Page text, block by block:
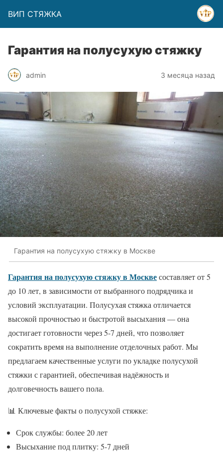
ВИП СТЯЖКА
Гарантия на полусухую стяжку
admin 3 месяца назад
Гарантия на полусухую стяжку в Москве
Гарантия на полусухую стяжку в Москвесоставляет от 5
до 10 лет, в зависимости от выбранного подрядчика и
условий эксплуатации. Полусухая стяжка отличается
высокой прочностью и быстротой высыхания — она
достигает готовности через 5-7 дней, что позволяет
сократить время на выполнение отделочных работ. Мы
предлагаем качественные услуги по укладке полусухой
стяжки с гарантией, обеспечивая надёжность и
долговечность вашего пола.
📊 Ключевые факты о полусухой стяжке:
Срок службы: более 20 лет
Высыхание под плитку: 5-7 дней